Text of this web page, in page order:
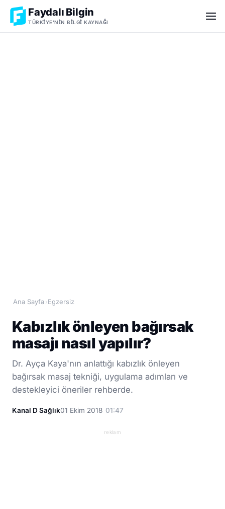
Faydalı Bilgin
TÜRKIYE'NIN BILGI KAYNAĞI
Ana Sayfa ›Egzersiz
Kabızlık önleyen bağırsak
masajı nasıl yapılır?
Dr. Ayça Kaya'nın anlattığı kabızlık önleyen
bağırsak masaj tekniği, uygulama adımları ve
destekleyici öneriler rehberde.
Kanal D Sağlık01 Ekim 2018 01:47
reklam